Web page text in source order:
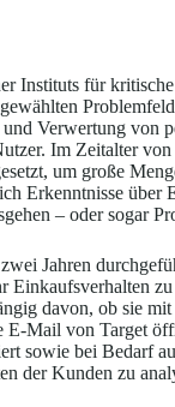
Instituts für
Verwertung von
Im Zeitalter
um große
Erkenntnisse
– oder sogar
Jahren
Einkaufsverhalten
davon, ob sie
Mail von Target
sowie bei Bedarf
der Kunden zu